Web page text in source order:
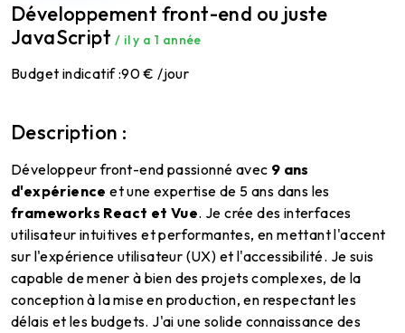
Développement front-end ou juste
JavaScript/ il y a 1 année
Budget indicatif :90 € /jour
Description :
Développeur front-end passionné avec 9 ans
d'expérience et une expertise de 5 ans dans les
frameworks React et Vue. Je crée des interfaces
utilisateur intuitives et performantes, en mettant l'accent
sur l'expérience utilisateur (UX) et l'accessibilité. Je suis
capable de mener à bien des projets complexes, de la
conception à la mise en production, en respectant les
délais et les budgets. J'ai une solide connaissance des